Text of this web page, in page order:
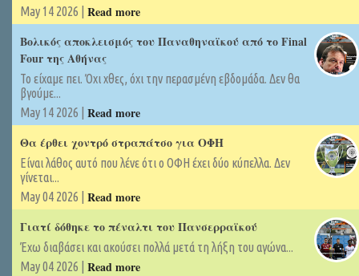
May 14 2026 | Read more
Βολικός αποκλεισμός του Παναθηναϊκού από το Final
Four της Αθήνας
Το είχαμε πει. Όχι χθες, όχι την περασμένη εβδομάδα. Δεν θα
βγούμε...
May 14 2026 | Read more
Θα έρθει χοντρό στραπάτσο για ΟΦΗ
Είναι λάθος αυτό που λένε ότι ο ΟΦΗ έχει δύο κύπελλα. Δεν
γίνεται...
May 04 2026 | Read more
Γιατί δόθηκε το πέναλτι του Πανσερραϊκού
Έχω διαβάσει και ακούσει πολλά μετά τη λήξη του αγώνα...
May 04 2026 | Read more